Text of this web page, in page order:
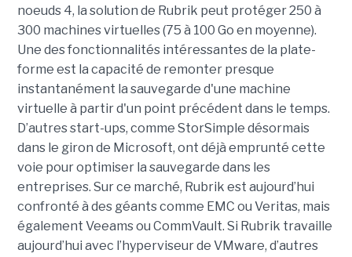
noeuds 4, la solution de Rubrik peut protéger 250 à
300 machines virtuelles (75 à 100 Go en moyenne).
Une des fonctionnalités intéressantes de la plate-
forme est la capacité de remonter presque
instantanément la sauvegarde d'une machine
virtuelle à partir d'un point précédent dans le temps.
D’autres start-ups, comme StorSimple désormais
dans le giron de Microsoft, ont déjà emprunté cette
voie pour optimiser la sauvegarde dans les
entreprises. Sur ce marché, Rubrik est aujourd’hui
confronté à des géants comme EMC ou Veritas, mais
également Veeams ou CommVault. Si Rubrik travaille
aujourd’hui avec l’hyperviseur de VMware, d’autres